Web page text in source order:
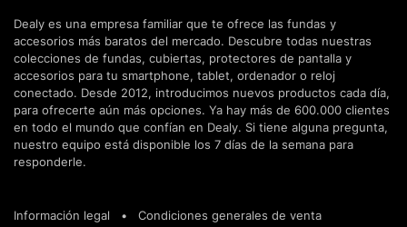
Dealy es una empresa familiar que te ofrece las fundas y
accesorios más baratos del mercado. Descubre todas nuestras
colecciones de fundas, cubiertas, protectores de pantalla y
accesorios para tu smartphone, tablet, ordenador o reloj
conectado. Desde 2012, introducimos nuevos productos cada día,
para ofrecerte aún más opciones. Ya hay más de 600.000 clientes
en todo el mundo que confían en Dealy. Si tiene alguna pregunta,
nuestro equipo está disponible los 7 días de la semana para
responderle.
Información legal • Condiciones generales de venta